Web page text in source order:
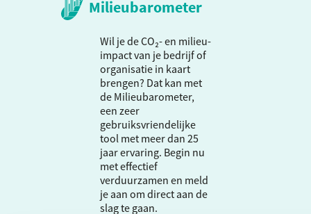
Milieubarometer
Wil je de CO₂- en milieu-
impact van je bedrijf of
organisatie in kaart
brengen? Dat kan met
de Milieubarometer,
een zeer
gebruiksvriendelijke
tool met meer dan 25
jaar ervaring. Begin nu
met effectief
verduurzamen en meld
je aan om direct aan de
slag te gaan.